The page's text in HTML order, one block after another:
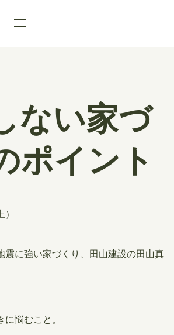
ない家づ
ポイント
震に強い家づくり、田山建設の田山真
悩むこと。